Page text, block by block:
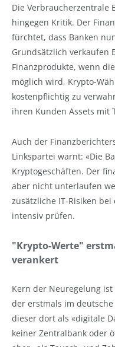
Die Verbraucherzentrale
hingegen Kritik. Der
fürchtet, dass Banken
Grundsätzlich verkaufen
Finanzprodukte, wenn
möglich wird, Krypto-
kostenpflichtig zu
ihren Kunden Assets mit
Auch der
Linkspartei warnt: «Die
Kryptogeschäften. Der
aber nicht unterlaufen
zusätzliche IT-Risiken
intensiv prüfen.
"Krypto-Werte"
verankert
Kern der Neuregelung
der erstmals im
dieser dort als «digitale
keiner Zentralbank oder